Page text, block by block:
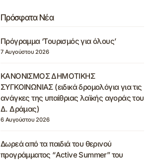
Πρόσφατα Νέα
Πρόγραμμα ‘Τουρισμός για όλους’
7 Αυγούστου 2026
ΚΑΝΟΝΙΣΜΟΣ ΔΗΜΟΤΙΚΗΣ
ΣΥΓΚΟΙΝΩΝΙΑΣ (ειδικά δρομολόγια για τις
ανάγκες της υπαίθριας λαϊκής αγοράς του
Δ. Δράμας)
6 Αυγούστου 2026
Δωρεά από τα παιδιά του θερινού
προγράμματος “Active Summer” του